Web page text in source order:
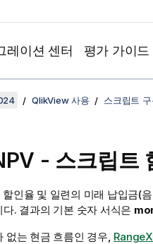
레이션 센터 평가 가이드
QlikView 사용 스크립트
- 스크립트
할인율 및 일련의 미래 납입금(
. 결과의 기본 숫자 서식은
없는 현금 흐름인 경우,